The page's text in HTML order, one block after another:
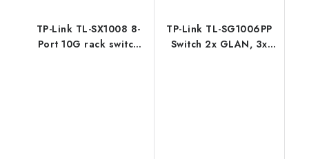
TP-Link TL-SX1008 8-
Port 10G rack switch
TP-Link TL-SG1006PP
Switch 2x GLAN, 3x